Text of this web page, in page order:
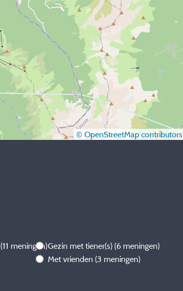
© OpenStreetMap contributors
(11 meningen)Gezin met tiener(s) (6 meningen)
Met vrienden (3 meningen)